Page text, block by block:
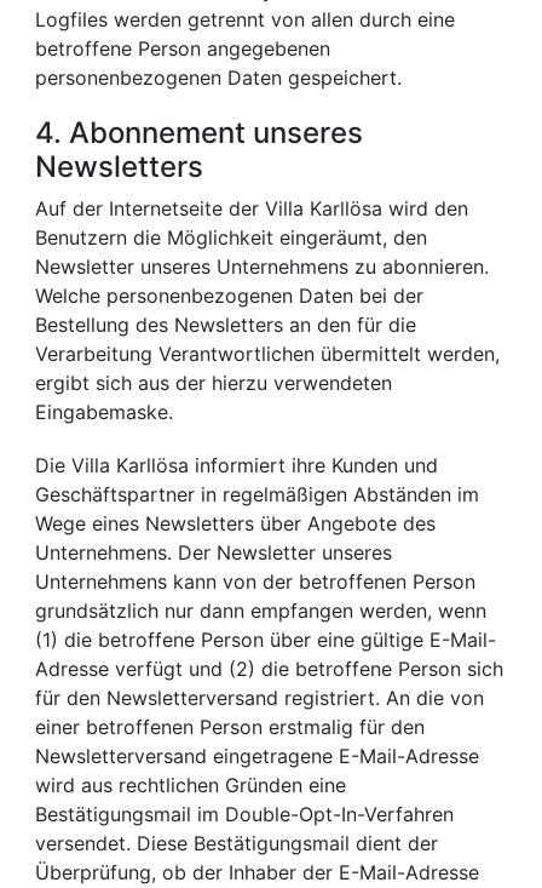
Logfiles werden getrennt von allen durch eine
betroffene Person angegebenen
personenbezogenen Daten gespeichert.
4. Abonnement unseres
Newsletters
Auf der Internetseite der Villa Karllösa wird den
Benutzern die Möglichkeit eingeräumt, den
Newsletter unseres Unternehmens zu abonnieren.
Welche personenbezogenen Daten bei der
Bestellung des Newsletters an den für die
Verarbeitung Verantwortlichen übermittelt werden,
ergibt sich aus der hierzu verwendeten
Eingabemaske.
Die Villa Karllösa informiert ihre Kunden und
Geschäftspartner in regelmäßigen Abständen im
Wege eines Newsletters über Angebote des
Unternehmens. Der Newsletter unseres
Unternehmens kann von der betroffenen Person
grundsätzlich nur dann empfangen werden, wenn
(1) die betroffene Person über eine gültige E-Mail-
Adresse verfügt und (2) die betroffene Person sich
für den Newsletterversand registriert. An die von
einer betroffenen Person erstmalig für den
Newsletterversand eingetragene E-Mail-Adresse
wird aus rechtlichen Gründen eine
Bestätigungsmail im Double-Opt-In-Verfahren
versendet. Diese Bestätigungsmail dient der
Überprüfung, ob der Inhaber der E-Mail-Adresse